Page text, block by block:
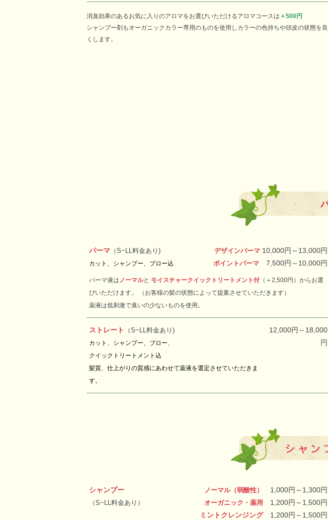
消臭効果のあるお気に入りのアロマをお選びいただけるアロマコースは ＋500円
シャンプー剤もオーガニックカラー専用のものを使用し カラーの色持ちや頭皮の状態を良
くします。
パーマ （S~LL料金あり)
カット、シャンプー、 ブロー込
デザインパーマ 10,000円～13,000円
ポイントパーマ 7,500円～10,000円
パーマ液はノーマルと モイスチャークイックトリートメント付（＋2,500円） からお選
びいただけます。
（お客様の髪の状態によって提案させていただきます）
薬液は低刺激で臭いの少ないものを使用。
ストレート （S~LL料金あり)
カット、シャンプー、ブロー、
クイックトリートメント込
髪質、仕上がりの質感にあわせて薬液を選定させていただきま
す。
12,000円～18,000
円
シャンプー
（S~LL料金あり）
ノーマル（弱酸性） 1,000円～1,300円
オーガニック・薬用
1,200円～1,500円
ミントクレンジング1,200円～1,500円